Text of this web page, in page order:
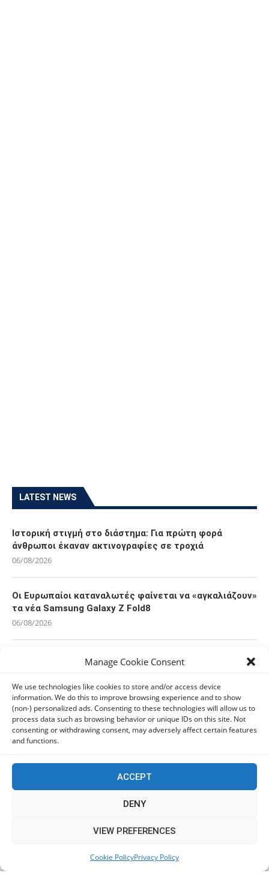
Manage Cookie Consent
We use technologies like cookies to store and/or access device
information. We do this to improve browsing experience and to show
(non-) personalized ads. Consenting to these technologies will allow us to
process data such as browsing behavior or unique IDs on this site. Not
consenting or withdrawing consent, may adversely affect certain features
and functions.
ACCEPT
DENY
VIEW PREFERENCES
Cookie PolicyPrivacy Policy
LATEST NEWS
Ιστορική στιγμή στο διάστημα: Για πρώτη φορά
άνθρωποι έκαναν ακτινογραφίες σε τροχιά
06/08/2026
Οι Ευρωπαίοι καταναλωτές φαίνεται να «αγκαλιάζουν»
τα νέα Samsung Galaxy Z Fold8
06/08/2026
Οι χρήστες Mac είναι περισσότερο εκτεθειμένοι σε
κυβερνοαπειλές αλλά λαμβάνουν λιγότερα μέτρα
προστασίας
06/08/2026
Πόλη Χρυσοχούς: Σε εξέλιξη η ενοποίηση τεσσάρων
αρχαιολογικών χώρων (εικόνες)
όσους δεν συμμορφώθηκαν για τις επικίνδυνες
This website uses cookies to improve your experience. We'll
Accept
Read More